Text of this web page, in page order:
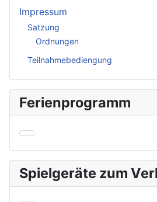
Impressum
Satzung
Ordnungen
Teilnahmebediengung
Ferienprogramm
Spielgeräte zum